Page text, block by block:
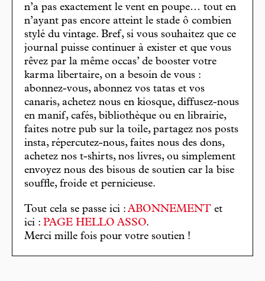
n’a pas exactement le vent en poupe… tout en
n’ayant pas encore atteint le stade ô combien
stylé du vintage. Bref, si vous souhaitez que ce
journal puisse continuer à exister et que vous
rêvez par la même occas’ de booster votre
karma libertaire, on a besoin de vous :
abonnez-vous, abonnez vos tatas et vos
canaris, achetez nous en kiosque, diffusez-nous
en manif, cafés, bibliothèque ou en librairie,
faites notre pub sur la toile, partagez nos posts
insta, répercutez-nous, faites nous des dons,
achetez nos t-shirts, nos livres, ou simplement
envoyez nous des bisous de soutien car la bise
souffle, froide et pernicieuse.
Tout cela se passe ici : ABONNEMENT et
ici : PAGE HELLO ASSO.
Merci mille fois pour votre soutien !